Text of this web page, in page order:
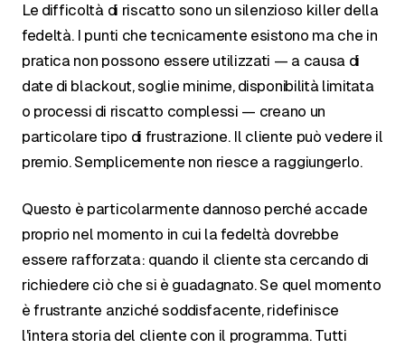
Le difficoltà di riscatto sono un silenzioso killer della
fedeltà. I punti che tecnicamente esistono ma che in
pratica non possono essere utilizzati — a causa di
date di blackout, soglie minime, disponibilità limitata
o processi di riscatto complessi — creano un
particolare tipo di frustrazione. Il cliente può vedere il
premio. Semplicemente non riesce a raggiungerlo.
Questo è particolarmente dannoso perché accade
proprio nel momento in cui la fedeltà dovrebbe
essere rafforzata: quando il cliente sta cercando di
richiedere ciò che si è guadagnato. Se quel momento
è frustrante anziché soddisfacente, ridefinisce
l'intera storia del cliente con il programma. Tutti